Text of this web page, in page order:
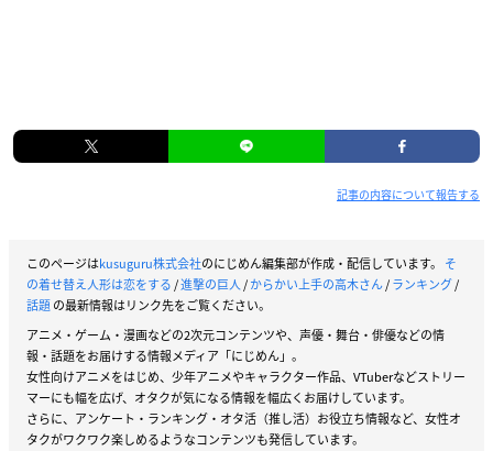
記事の内容について報告する
このページはkusuguru株式会社のにじめん編集部が作成・配信しています。 そ
の着せ替え人形は恋をする/進撃の巨人/からかい上手の高木さん/ランキング/
話題の最新情報はリンク先をご覧ください。
アニメ・ゲーム・漫画などの2次元コンテンツや、声優・舞台・俳優などの情
報・話題をお届けする情報メディア「にじめん」。
女性向けアニメをはじめ、少年アニメやキャラクター作品、VTuberなどストリー
マーにも幅を広げ、オタクが気になる情報を幅広くお届けしています。
さらに、アンケート・ランキング・オタ活（推し活）お役立ち情報など、女性オ
タクがワクワク楽しめるようなコンテンツも発信しています。